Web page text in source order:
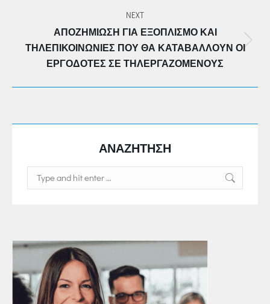
NEXT
Next
post:
ΑΠΟΖΗΜΊΩΣΗ ΓΙΑ ΕΞΟΠΛΙΣΜΌ ΚΑΙ
ΤΗΛΕΠΙΚΟΙΝΩΝΊΕΣ ΠΟΥ ΘΑ ΚΑΤΑΒΆΛΛΟΥΝ ΟΙ
ΕΡΓΟΔΌΤΕΣ ΣΕ ΤΗΛΕΡΓΑΖΌΜΕΝΟΥΣ
ΑΝΑΖΗΤΗΣΗ
Search: